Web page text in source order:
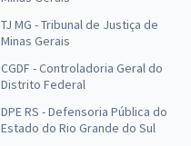
TJ MG - Tribunal de Justiça de
Minas Gerais
CGDF - Controladoria Geral do
Distrito Federal
DPE RS - Defensoria Pública do
Estado do Rio Grande do Sul